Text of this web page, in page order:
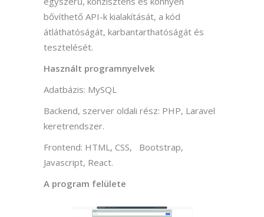
bővíthető API-k kialakítását, a kód
átláthatóságát, karbantarthatóságát és
tesztelését.
Használt programnyelvek
Adatbázis: MySQL
Backend, szerver oldali rész: PHP, Laravel
keretrendszer.
Frontend: HTML, CSS, Bootstrap,
Javascript, React.
A program felülete